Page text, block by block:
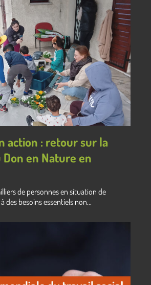
action : retour sur la
en Nature en
de personnes en situation de
des besoins essentiels non...